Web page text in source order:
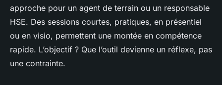
approche pour un agent de terrain ou un responsable
HSE. Des sessions courtes, pratiques, en présentiel
ou en visio, permettent une montée en compétence
rapide. L’objectif ? Que l’outil devienne un réflexe, pas
une contrainte.